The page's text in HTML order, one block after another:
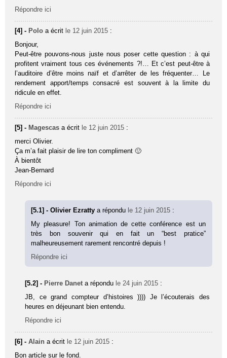
Répondre ici
[4] - Polo a écrit le 12 juin 2015 :
Bonjour,
Peut-être pouvons-nous juste nous poser cette question : à qui
profitent vraiment tous ces événements ?!… Et c’est peut-être à
l’auditoire d’être moins naïf et d’arrêter de les fréquenter… Le
rendement apport/temps consacré est souvent à la limite du
ridicule en effet.
Répondre ici
[5] - Magescas a écrit le 12 juin 2015 :
merci Olivier.
Ça m’a fait plaisir de lire ton compliment 🙂
À bientôt
Jean-Bernard
Répondre ici
[5.1] - Olivier Ezrattya répondu le 12 juin 2015 :
My pleasure! Ton animation de cette conférence est un
très bon souvenir qui en fait un “best pratice”
malheureusement rarement rencontré depuis !
Répondre ici
[5.2] - Pierre Danet a répondu le 24 juin 2015 :
JB, ce grand compteur d’histoires )))) Je l’écouterais des
heures en déjeunant bien entendu.
Répondre ici
[6] -Alain a écrit le 12 juin 2015 :
Bon article sur le fond.